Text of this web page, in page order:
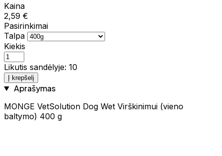
Kaina
2,59 €
Pasirinkimai
Talpa
Kiekis
Likutis sandėlyje: 10
Į krepšelį
Aprašymas
MONGE VetSolution Dog Wet Virškinimui (vieno
baltymo) 400 g